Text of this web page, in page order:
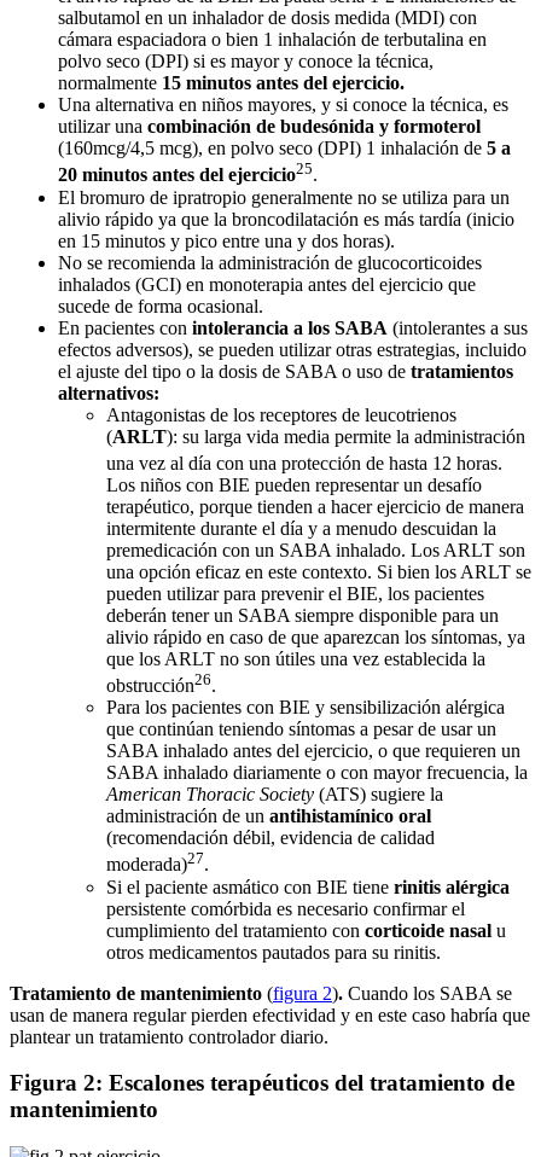
salbutamol en un inhalador de dosis medida (MDI) con
cámara espaciadora o bien 1 inhalación de terbutalina en
polvo seco (DPI) si es mayor y conoce la técnica,
normalmente 15 minutos antes del ejercicio.
Una alternativa en niños mayores, y si conoce la técnica, es
utilizar una combinación de budesónida y formoterol
(160mcg/4,5 mcg), en polvo seco (DPI) 1 inhalación de 5 a
20 minutos antes del ejercicio25.
El bromuro de ipratropio generalmente no se utiliza para un
alivio rápido ya que la broncodilatación es más tardía (inicio
en 15 minutos y pico entre una y dos horas).
No se recomienda la administración de glucocorticoides
inhalados (GCI) en monoterapia antes del ejercicio que
sucede de forma ocasional.
En pacientes con intolerancia a los SABA (intolerantes a sus
efectos adversos), se pueden utilizar otras estrategias, incluido
el ajuste del tipo o la dosis de SABA o uso de tratamientos
alternativos:
Antagonistas de los receptores de leucotrienos
(ARLT): su larga vida media permite la administración
una vez al día con una protección de hasta 12 horas.
Los niños con BIE pueden representar un desafío
terapéutico, porque tienden a hacer ejercicio de manera
intermitente durante el día y a menudo descuidan la
premedicación con un SABA inhalado. Los ARLT son
una opción eficaz en este contexto. Si bien los ARLT se
pueden utilizar para prevenir el BIE, los pacientes
deberán tener un SABA siempre disponible para un
alivio rápido en caso de que aparezcan los síntomas, ya
que los ARLT no son útiles una vez establecida la
obstrucción26.
Para los pacientes con BIE y sensibilización alérgica
que continúan teniendo síntomas a pesar de usar un
SABA inhalado antes del ejercicio, o que requieren un
SABA inhalado diariamente o con mayor frecuencia, la
American Thoracic Society (ATS) sugiere la
administración de un antihistamínico oral
(recomendación débil, evidencia de calidad
moderada)27.
Si el paciente asmático con BIE tiene rinitis alérgica
persistente comórbida es necesario confirmar el
cumplimiento del tratamiento con corticoide nasal u
otros medicamentos pautados para su rinitis.
Tratamiento de mantenimiento (figura 2). Cuando los SABA se
usan de manera regular pierden efectividad y en este caso habría que
plantear un tratamiento controlador diario.
Figura 2: Escalones terapéuticos del tratamiento de
mantenimiento